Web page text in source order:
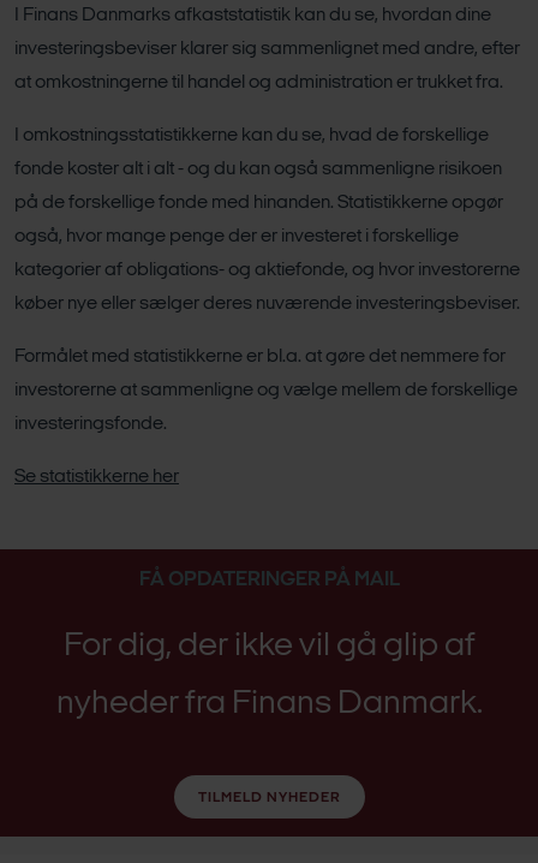
I Finans Danmarks afkaststatistik kan du se, hvordan dine
investeringsbeviser klarer sig sammenlignet med andre, efter
at omkostningerne til handel og administration er trukket fra.
I omkostningsstatistikkerne kan du se, hvad de forskellige
fonde koster alt i alt - og du kan også sammenligne risikoen
på de forskellige fonde med hinanden. Statistikkerne opgør
også, hvor mange penge der er investeret i forskellige
kategorier af obligations- og aktiefonde, og hvor investorerne
køber nye eller sælger deres nuværende investeringsbeviser.
Formålet med statistikkerne er bl.a. at gøre det nemmere for
investorerne at sammenligne og vælge mellem de forskellige
investeringsfonde.
Se statistikkerne her
FÅ OPDATERINGER PÅ MAIL
For dig, der ikke vil gå glip af
nyheder fra Finans Danmark.
TILMELD NYHEDER